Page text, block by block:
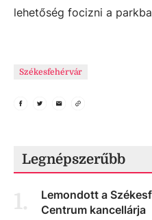
lehetőség focizni a
Székesfehérvár
Legnépszerűbb
1.
Lemondott a
Centrum kancellárja